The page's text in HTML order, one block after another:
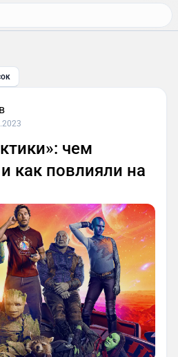
чем
как повлияли на